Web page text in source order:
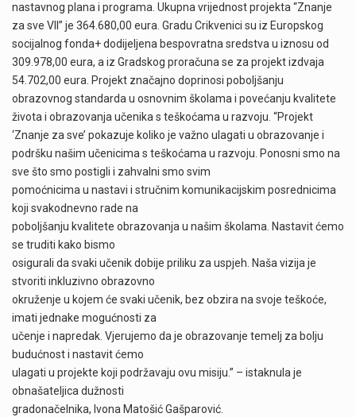
nastavnog plana i programa. Ukupna vrijednost projekta “Znanje
za sve VII” je 364.680,00 eura. Gradu Crikvenici su iz Europskog
socijalnog fonda+ dodijeljena bespovratna sredstva u iznosu od
309.978,00 eura, a iz Gradskog proračuna se za projekt izdvaja
54.702,00 eura. Projekt značajno doprinosi poboljšanju
obrazovnog standarda u osnovnim školama i povećanju kvalitete
života i obrazovanja učenika s teškoćama u razvoju. “Projekt
‘Znanje za sve’ pokazuje koliko je važno ulagati u obrazovanje i
podršku našim učenicima s teškoćama u razvoju. Ponosni smo na
sve što smo postigli i zahvalni smo svim
pomoćnicima u nastavi i stručnim komunikacijskim posrednicima
koji svakodnevno rade na
poboljšanju kvalitete obrazovanja u našim školama. Nastavit ćemo
se truditi kako bismo
osigurali da svaki učenik dobije priliku za uspjeh. Naša vizija je
stvoriti inkluzivno obrazovno
okruženje u kojem će svaki učenik, bez obzira na svoje teškoće,
imati jednake mogućnosti za
učenje i napredak. Vjerujemo da je obrazovanje temelj za bolju
budućnost i nastavit ćemo
ulagati u projekte koji podržavaju ovu misiju.” – istaknula je
obnašateljica dužnosti
gradonačelnika, Ivona Matošić Gašparović.